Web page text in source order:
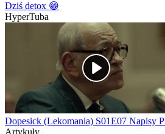
Dziś detox 😁
HyperTuba
Dopesick (Lekomania) S01E07 Napisy